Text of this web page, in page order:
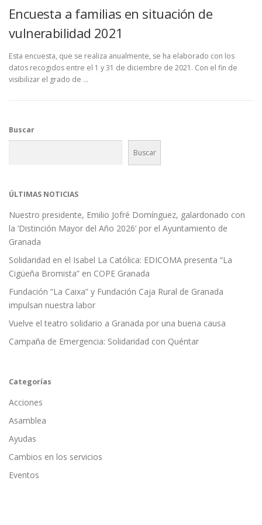
Encuesta a familias en situación de
vulnerabilidad 2021
Esta encuesta, que se realiza anualmente, se ha elaborado con los
datos recogidos entre el 1 y 31 de diciembre de 2021. Con el fin de
visibilizar el grado de …
Buscar
Buscar
ÚLTIMAS NOTICIAS
Nuestro presidente, Emilio Jofré Domínguez, galardonado con
la ‘Distinción Mayor del Año 2026’ por el Ayuntamiento de
Granada
Solidaridad en el Isabel La Católica: EDICOMA presenta “La
Cigüeña Bromista” en COPE Granada
Fundación “La Caixa” y Fundación Caja Rural de Granada
impulsan nuestra labor
Vuelve el teatro solidario a Granada por una buena causa
Campaña de Emergencia: Solidaridad con Quéntar
Categorías
Acciones
Asamblea
Ayudas
Cambios en los servicios
Eventos